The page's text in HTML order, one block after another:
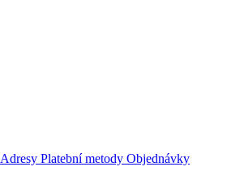
Adresy Platební metody Objednávky